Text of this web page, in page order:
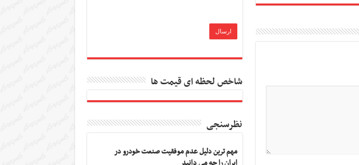
شاخص لحظه ای قیمت ها
نظرسنجی
مهم ترین دلیل عدم موفقیت صنعت خودرو در